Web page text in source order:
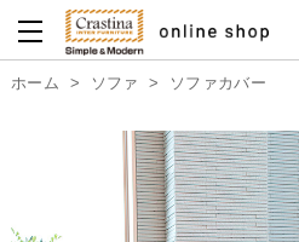
ダイニングテーブルセット
ホーム > ソファ > ソファカバー